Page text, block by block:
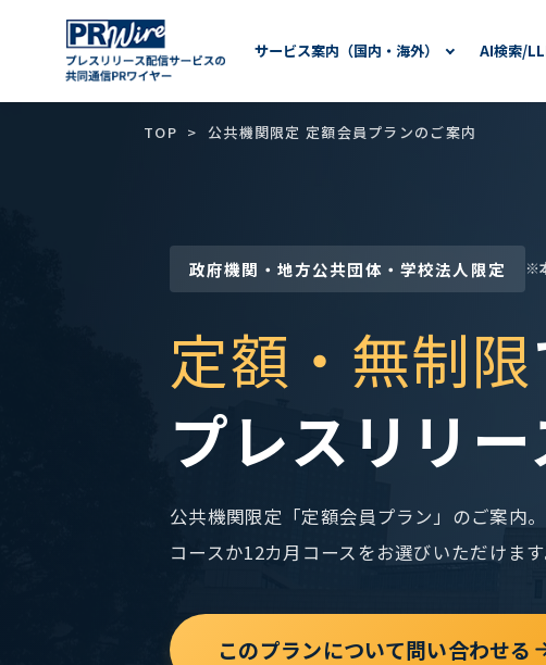
サービス案内（国内・海外） AI検索/
TOP 公共機関限定 定額会員プランのご案内
政府機関・地方公共団体・学校法人限定 ※
定額・無制限
プレスリリ
公共機関限定「定額会員プラン」のご案内
コースか12カ月コースをお選びいただけます
このプランについて問い合わせる